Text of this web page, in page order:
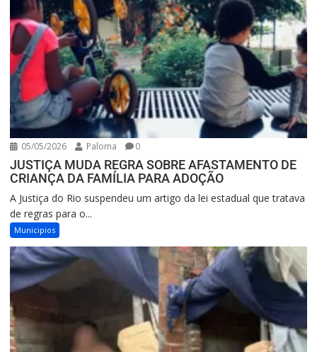
05/05/2026 Paloma 0
JUSTIÇA MUDA REGRA SOBRE AFASTAMENTO DE
CRIANÇA DA FAMÍLIA PARA ADOÇÃO
A Justiça do Rio suspendeu um artigo da lei estadual que tratava
de regras para o...
Municipios